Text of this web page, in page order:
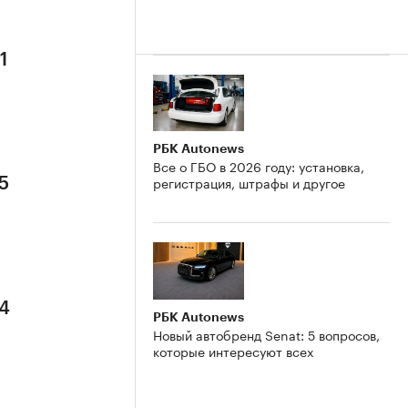
РБК Autonews
Все о ГБО в 2026 году: установка,
регистрация, штрафы и другое
РБК Autonews
Новый автобренд Senat: 5 вопросов,
которые интересуют всех